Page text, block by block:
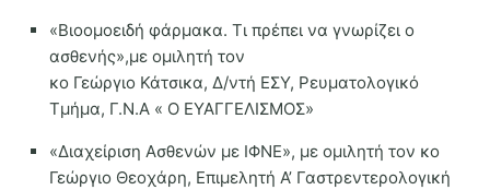
«Βιοομοειδή φάρμακα. Τι πρέπει να γνωρίζει ο
ασθενής»,με ομιλητή τον
κο Γεώργιο Κάτσικα, Δ/ντή ΕΣΥ, Ρευματολογικό
Τμήμα, Γ.Ν.Α « Ο ΕΥΑΓΓΕΛΙΣΜΟΣ»
«Διαχείριση Ασθενών με ΙΦΝΕ», με ομιλητή τον κο
Γεώργιο Θεοχάρη, Επιμελητή Α’ Γαστρεντερολογική